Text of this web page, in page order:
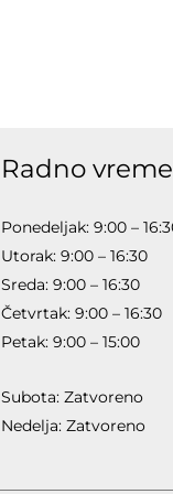
Radno vreme
Ponedeljak: 9:00 –
Utorak: 9:00 – 16:30
Sreda: 9:00 – 16:30
Četvrtak: 9:00 – 16:30
Petak: 9:00 – 15:00
Subota: Zatvoreno
Nedelja: Zatvoreno